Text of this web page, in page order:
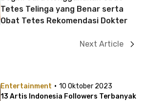
Tetes Telinga yang Benar serta
Obat Tetes Rekomendasi Dokter
Next Article
Entertainment · 10 Oktober 2023
13 Artis Indonesia Followers Terbanyak